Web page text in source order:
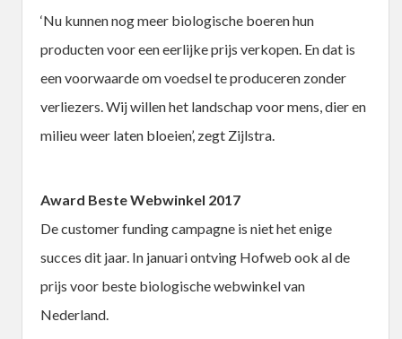
‘Nu kunnen nog meer biologische boeren hun
producten voor een eerlijke prijs verkopen. En dat is
een voorwaarde om voedsel te produceren zonder
verliezers. Wij willen het landschap voor mens, dier en
milieu weer laten bloeien’, zegt Zijlstra.
Award Beste Webwinkel 2017
De customer funding campagne is niet het enige
succes dit jaar. In januari ontving Hofweb ook al de
prijs voor beste biologische webwinkel van
Nederland.